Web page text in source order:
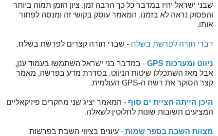
שבני ישראל יהיו במדבר כל כך הרבה זמן. ציון הזמן תמוה ביותר
והפסוק נראה לא בזמנו. המאמר עוסק בקושי זה ומנסה לפתור
אותו.
דברי תורה לפרשת בשלח - שברי תורה קצרים לפרשת בשלח.
ניווט ומערכות GPS
- במדבר בני ישראל השתמשו בעמוד ענן,
אבל מאז השתכללו שיטות הניווט. בסדרת מדע בפרשה, מאמר
קצר הסוקר את רשת ה-GPS העולמית.
היכן הייתה חציית ים סוף - המאמר יציג שני מחקרים פיזיקאליים
המציעים תשובות שונות לחלוטין לשאלה.
מצוות השבת בספר שמות - עיונים בציווי השבת בפרשות